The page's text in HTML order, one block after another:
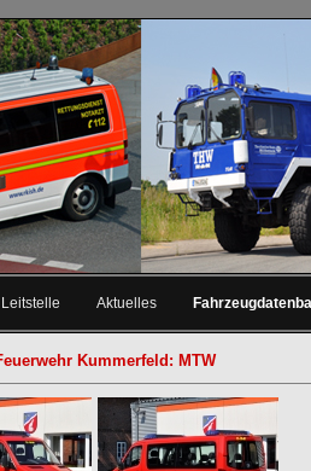
Leitstelle Aktuelles
Kummerfeld: MTW